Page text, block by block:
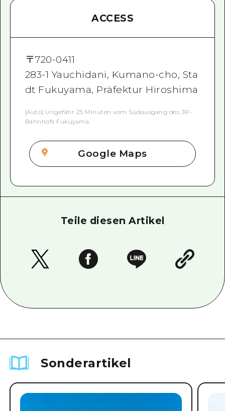
ACCESS
〒720-0411
283-1 Yauchidani, Kumano-cho, Sta
dt Fukuyama, Präfektur Hiroshima
[Auto] Ungefähr 25 Minuten vom Südausgang des JR-
Bahnhofs Fukuyama.
Google Maps
Teile diesen Artikel
Sonderartikel